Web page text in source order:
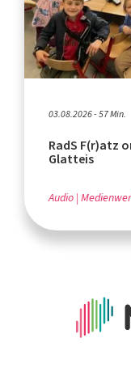
03.08.2026 - 57 Min.
RadS F(r)atz
Glatteis
Audio